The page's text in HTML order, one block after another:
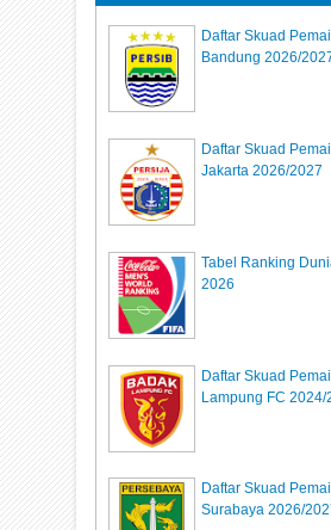
Daftar Skuad
Bandung 2026/
Daftar Skuad
Jakarta 2026/2027
Tabel Ranking
2026
Daftar Skuad
Lampung FC 2024/
Daftar Skuad
Surabaya 2026/